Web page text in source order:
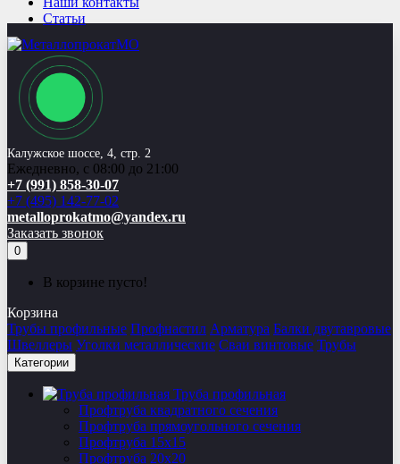
Статьи
Калужское шоссе, 4, стр. 2
Ежедневно, с 08:00 до 21:00
+7 (991) 858-30-07
+7 (495) 142-77-02
metalloprokatmo@yandex.ru
Заказать звонок
0
В корзине пусто!
Корзина
Трубы профильные Профнастил Арматура Балки двутавровые
Швеллеры Уголки металлические Сваи винтовые Трубы
Категории
Труба профильная
Профтруба квадратного сечения
Профтруба прямоугольного сечения
Профтруба 15х15
Профтруба 20х20